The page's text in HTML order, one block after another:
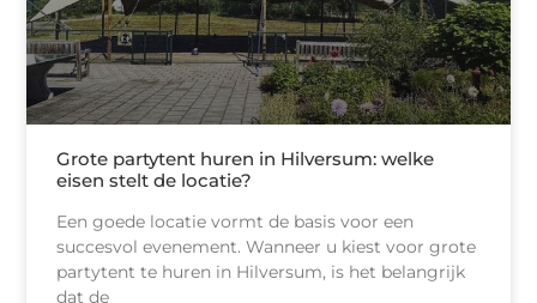
Grote partytent huren in Hilversum: welke
eisen stelt de locatie?
Een goede locatie vormt de basis voor een
succesvol evenement. Wanneer u kiest voor grote
partytent te huren in Hilversum, is het belangrijk
dat de